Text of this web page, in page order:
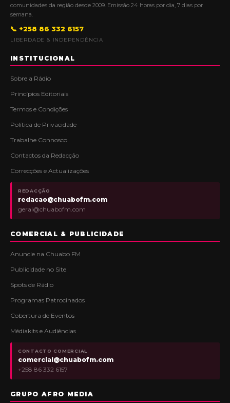
comunidades da região desde 2009. Emissão 24 horas por dia, 7 dias por
semana.
📞 +258 86 332 6157
LIBERDADE & INDEPENDÊNCIA
INSTITUCIONAL
Sobre a Rádio
Princípios Editoriais
Termos e Condições
Política de Privacidade
Trabalhe Connosco
Contactos da Redacção
Correcções e Actualizações
REDACÇÃO
redacao@chuabofm.com
geral@chuabofm.com
COMERCIAL & PUBLICIDADE
Anuncie na Chuabo FM
Publicidade no Site
Spots de Rádio
Programas Patrocinados
Cobertura de Eventos
Médiakits e Audiências
CONTACTO COMERCIAL
comercial@chuabofm.com
+258 86 332 6157
GRUPO AFRO MEDIA